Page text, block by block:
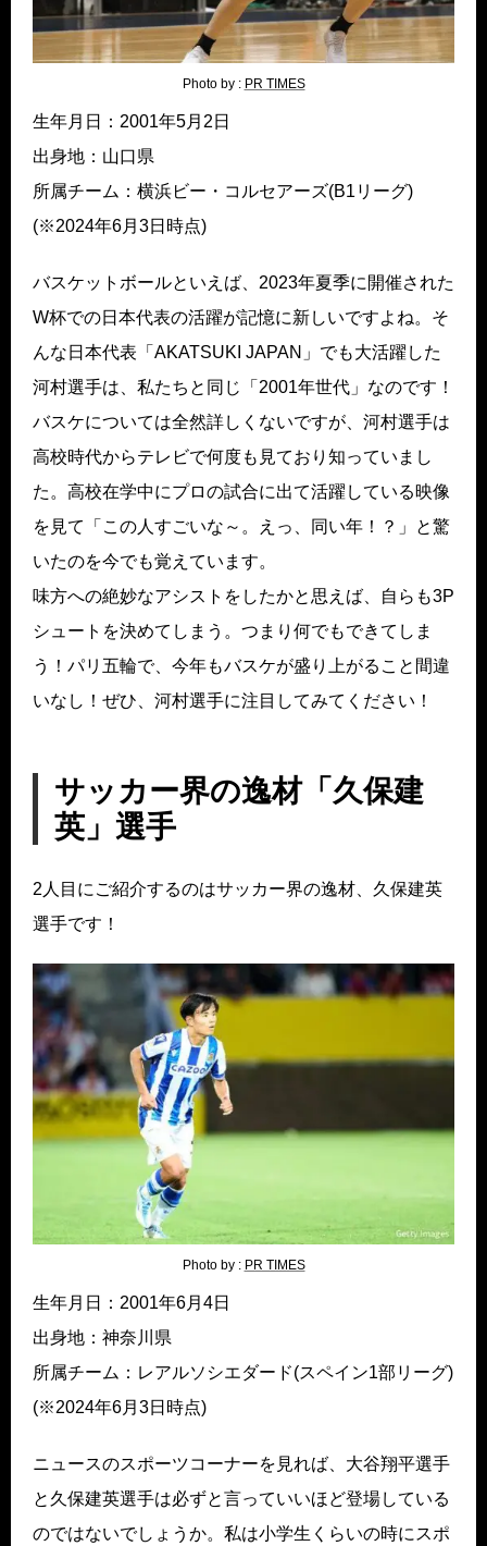
Photo by : PR TIMES
生年月日：2001年5月2日
出身地：山口県
所属チーム：横浜ビー・コルセアーズ(B1リーグ)
(※2024年6月3日時点)
バスケットボールといえば、2023年夏季に開催された
W杯での日本代表の活躍が記憶に新しいですよね。そ
んな日本代表「AKATSUKI JAPAN」でも大活躍した
河村選手は、私たちと同じ「2001年世代」なのです！
バスケについては全然詳しくないですが、河村選手は
高校時代からテレビで何度も見ており知っていまし
た。高校在学中にプロの試合に出て活躍している映像
を見て「この人すごいな～。えっ、同い年！？」と驚
いたのを今でも覚えています。
味方への絶妙なアシストをしたかと思えば、自らも3P
シュートを決めてしまう。つまり何でもできてしま
う！パリ五輪で、今年もバスケが盛り上がること間違
いなし！ぜひ、河村選手に注目してみてください！
サッカー界の逸材「久保建
英」選手
2人目にご紹介するのはサッカー界の逸材、久保建英
選手です！
Photo by : PR TIMES
生年月日：2001年6月4日
出身地：神奈川県
所属チーム：レアルソシエダード(スペイン1部リーグ)
(※2024年6月3日時点)
ニュースのスポーツコーナーを見れば、大谷翔平選手
と久保建英選手は必ずと言っていいほど登場している
のではないでしょうか。私は小学生くらいの時にスポ